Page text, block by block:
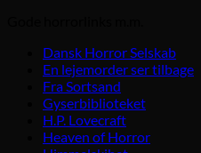
Dansk Horror Selskab
En lejemorder ser tilbage
Fra Sortsand
Gyserbiblioteket
H.P. Lovecraft
Heaven of Horror